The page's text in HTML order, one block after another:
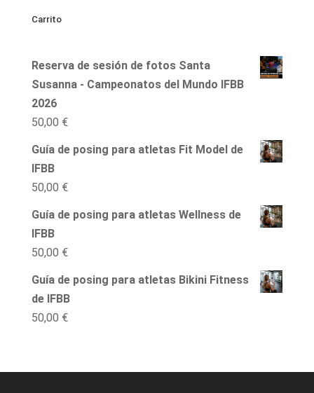
Carrito
Reserva de sesión de fotos Santa
Susanna - Campeonatos del Mundo IFBB
2026
50,00 €
Guía de posing para atletas Fit Model de
IFBB
50,00 €
Guía de posing para atletas Wellness de
IFBB
50,00 €
Guía de posing para atletas Bikini Fitness
de IFBB
50,00 €